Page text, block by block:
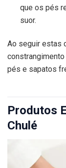
que os pés
suor.
Ao seguir estas
pés e sapatos
Produtos
Chulé